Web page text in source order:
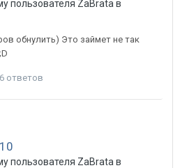
пользователя ZaBrata в
обнулить) Это займет не так
ответов
пользователя ZaBrata в